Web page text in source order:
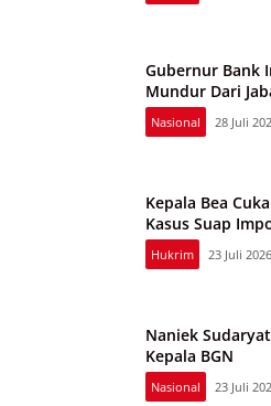
Gubernur Bank
Mundur Dari
Nasional 28 Juli
Kepala Bea
Kasus Suap
Hukrim 23 Juli 2026
Naniek
Kepala BGN
Nasional 23 Juli